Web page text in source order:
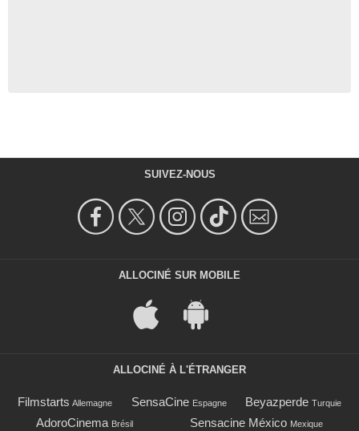
SUIVEZ-NOUS
ALLOCINÉ SUR MOBILE
ALLOCINÉ À L'ÉTRANGER
Filmstarts Allemagne SensaCine Espagne Beyazperde Turquie
AdoroCinema Brésil Sensacine México Mexique